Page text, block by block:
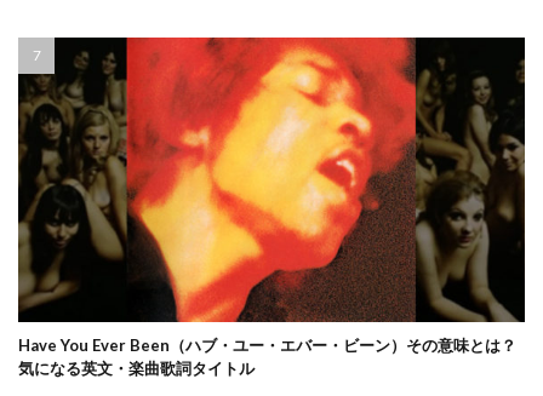
Have You Ever Been（ハブ・ユー・エバー・ビーン）その意味とは？
気になる英文・楽曲歌詞タイトル